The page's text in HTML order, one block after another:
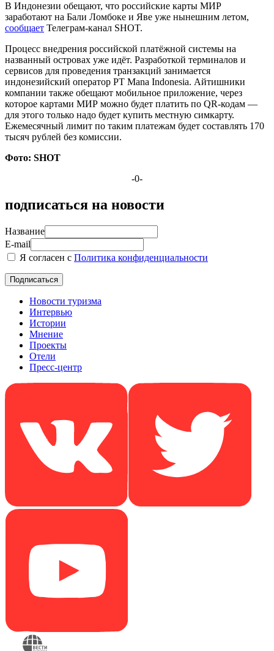
В Индонезии обещают, что российские карты МИР
заработают на Бали Ломбоке и Яве уже нынешним летом,
сообщает Телеграм-канал SHOT.
Процесс внедрения российской платёжной системы на
названный островах уже идёт. Разработкой терминалов и
сервисов для проведения транзакций занимается
индонезийский оператор PT Mana Indonesia. Айтишники
компании также обещают мобильное приложение, через
которое картами МИР можно будет платить по QR-кодам —
для этого только надо будет купить местную симкарту.
Ежемесячный лимит по таким платежам будет составлять 170
тысяч рублей без комиссии.
Фото: SHOT
-0-
подписаться на новости
Название
E-mail
Я согласен с Политика конфиденциальности
Новости туризма
Интервью
Истории
Мнение
Проекты
Отели
Пресс-центр